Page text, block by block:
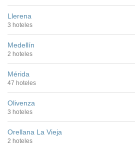
Llerena
3 hoteles
Medellín
2 hoteles
Mérida
47 hoteles
Olivenza
3 hoteles
Orellana La Vieja
2 hoteles